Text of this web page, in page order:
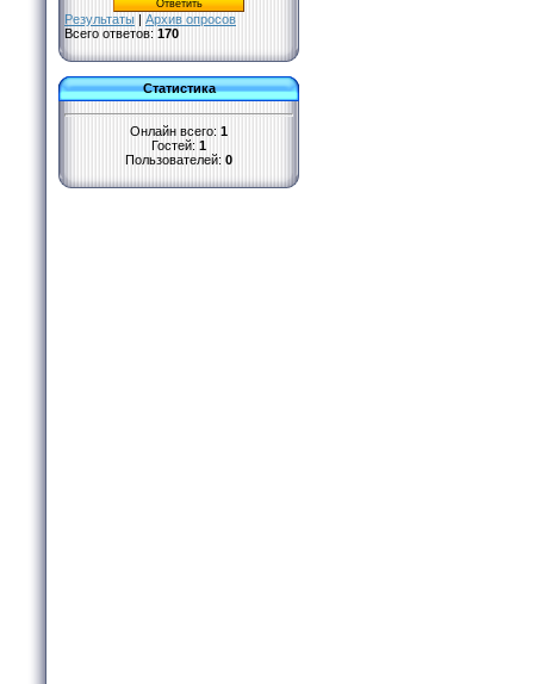
Результаты | Архив опросов
Всего ответов: 170
Статистика
Онлайн всего: 1
Гостей: 1
Пользователей: 0